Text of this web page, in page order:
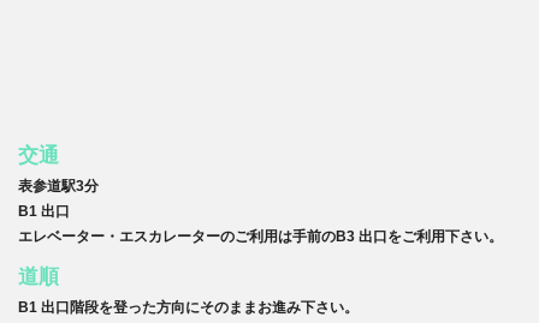
交通
表参道駅3分
B1 出口
エレベーター・エスカレーターのご利用は手前のB3 出口をご利用下さい。
道順
B1 出口階段を登った方向にそのままお進み下さい。